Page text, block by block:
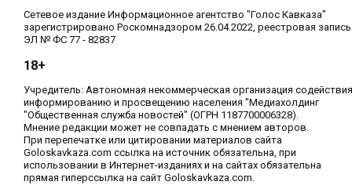
Сетевое издание Информационное агентство "Голос Кавказа"
зарегистрировано Роскомнадзором 26.04.2022, реестровая запись
ЭЛ № ФС 77 - 82837
18+
Учредитель: Автономная некоммерческая организация содействия
информированию и просвещению населения "Медиахолдинг
"Общественная служба новостей" (ОГРН 1187700006328).
Мнение редакции может не совпадать с мнением авторов.
При перепечатке или цитировании материалов сайта
Goloskavkaza.com ссылка на источник обязательна, при
использовании в Интернет-изданиях и на сайтах обязательна
прямая гиперссылка на сайт Goloskavkaza.com.